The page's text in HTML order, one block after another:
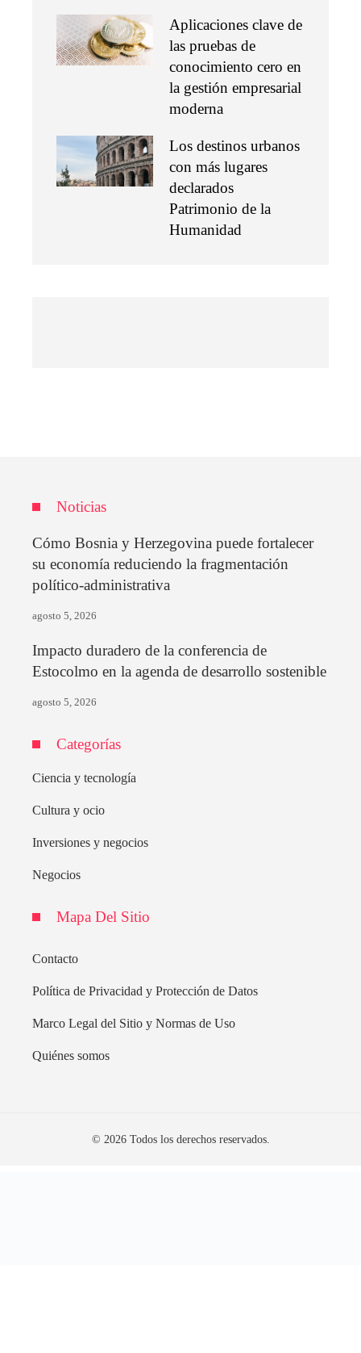
Aplicaciones clave de
las pruebas de
conocimiento cero en
la gestión empresarial
moderna
Los destinos urbanos
con más lugares
declarados
Patrimonio de la
Humanidad
Noticias
Cómo Bosnia y Herzegovina puede fortalecer
su economía reduciendo la fragmentación
político-administrativa
agosto 5, 2026
Impacto duradero de la conferencia de
Estocolmo en la agenda de desarrollo sostenible
agosto 5, 2026
Categorías
Ciencia y tecnología
Cultura y ocio
Inversiones y negocios
Negocios
Mapa Del Sitio
Contacto
Política de Privacidad y Protección de Datos
Marco Legal del Sitio y Normas de Uso
Quiénes somos
© 2026 Todos los derechos reservados.